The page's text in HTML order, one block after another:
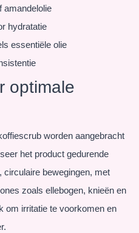
amandelolie
hydratatie
essentiële olie
optimale
worden aangebracht
het product gedurende
circulaire bewegingen, met
zoals ellebogen, knieën en
om irritatie te voorkomen en